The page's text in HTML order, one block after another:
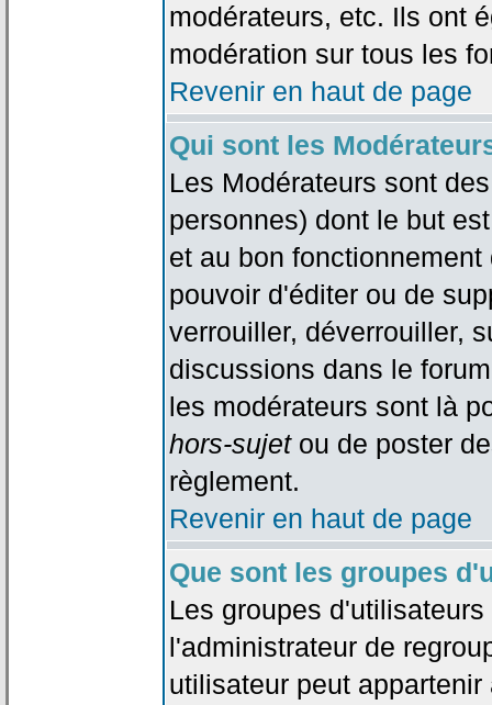
modérateurs, etc. Ils ont
modération sur tous les
Revenir en haut de page
Qui sont les
Les Modérateurs sont
personnes) dont le but
et au bon
pouvoir d'éditer ou de
verrouiller, déverrouiller,
discussions dans le
les modérateurs sont là
hors-sujetou de poster
règlement.
Revenir en haut de page
Que sont les groupes
Les groupes
l'administrateur de
utilisateur peut